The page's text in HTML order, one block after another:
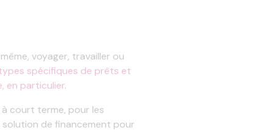
voyager, travailler ou
spécifiques de prêts et
en particulier.
court terme, pour les
de financement pour